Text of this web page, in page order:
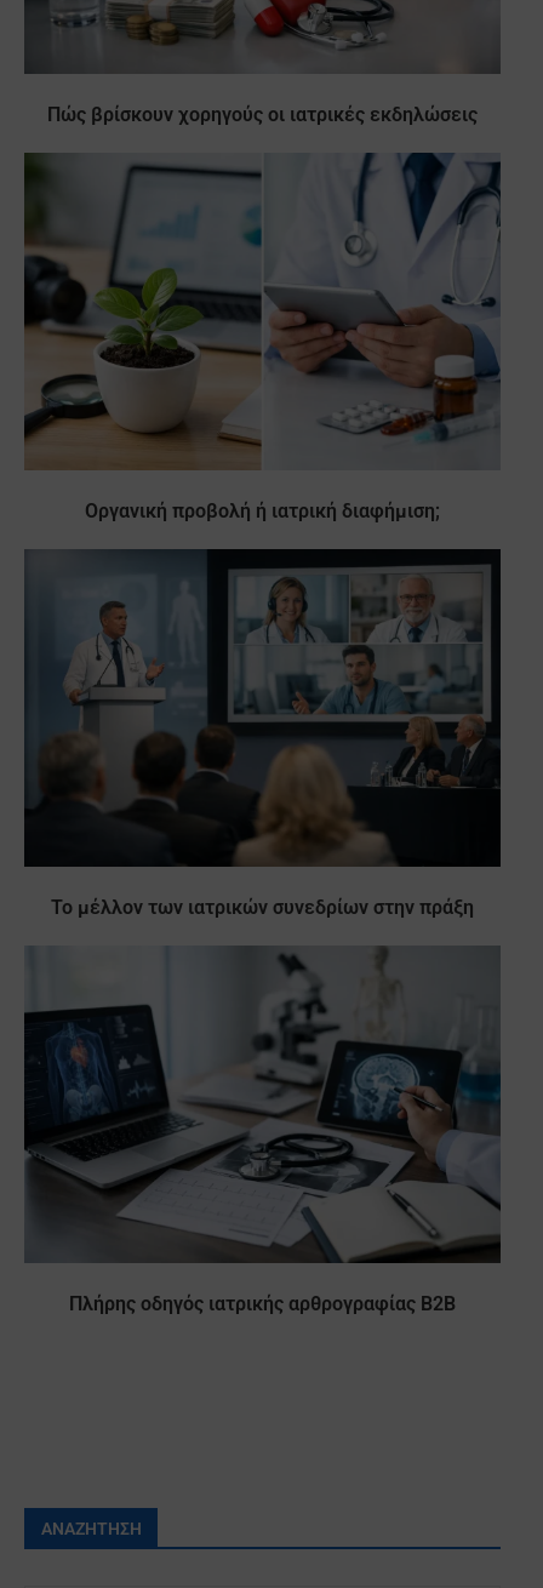
Πώς βρίσκουν χορηγούς οι ιατρικές εκδηλώσεις
Οργανική προβολή ή ιατρική διαφήμιση;
Το μέλλον των ιατρικών συνεδρίων στην πράξη
Πλήρης οδηγός ιατρικής αρθρογραφίας B2B
ΑΝΑΖΉΤΗΣΗ